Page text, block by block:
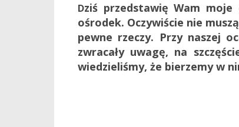
Dziś przedstawię Wam
ośrodek. Oczywiście nie
pewne rzeczy. Przy naszej
zwracały uwagę, na
wiedzieliśmy, że bierzemy w